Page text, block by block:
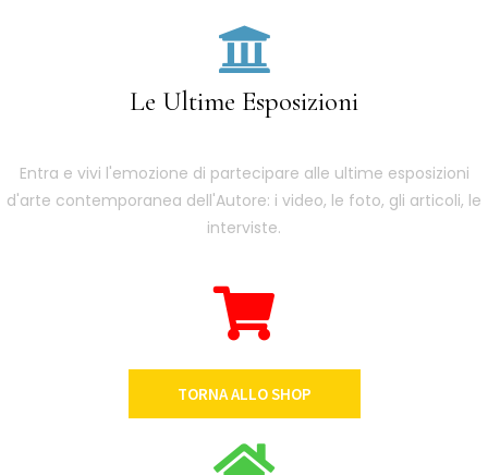
Le Ultime Esposizioni
Entra e vivi l'emozione di partecipare alle ultime esposizioni
d'arte contemporanea dell'Autore: i video, le foto, gli articoli, le
interviste.
TORNA ALLO SHOP